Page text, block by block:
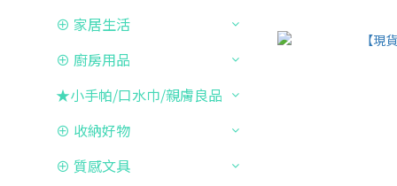
⊕ 家居生活
⊕ 廚房用品
★小手帕/口水巾/親膚良品
⊕ 收納好物
⊕ 質感文具